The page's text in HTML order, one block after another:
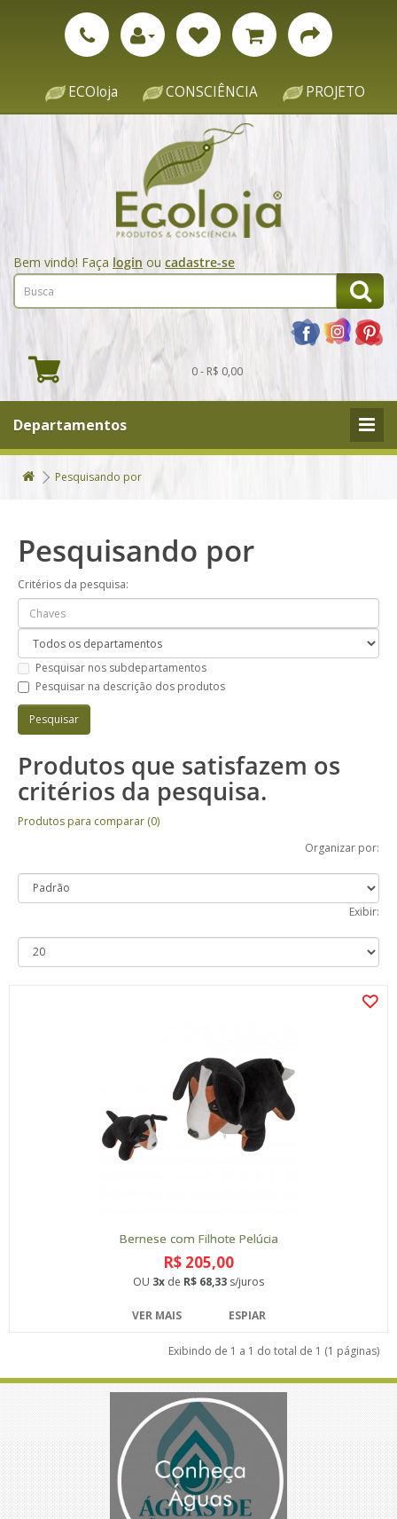
ECOloja CONSCIÊNCIA PROJETO
Bem vindo! Faça login ou cadastre-se
0 - R$ 0,00
Departamentos
Pesquisando por
Pesquisando por
Critérios da pesquisa:
Pesquisar nos subdepartamentos
Pesquisar na descrição dos produtos
Produtos que satisfazem os
critérios da pesquisa.
Produtos para comparar (0)
Organizar por:
Exibir:
Bernese com Filhote Pelúcia
R$ 205,00
OU 3x de R$ 68,33 s/juros
VER MAIS ESPIAR
Exibindo de 1 a 1 do total de 1 (1 páginas)